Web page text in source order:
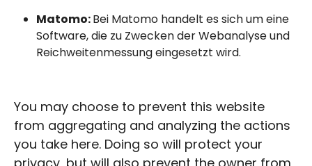
Matomo:Bei Matomo handelt es sich um eine
Software, die zu Zwecken der Webanalyse und
Reichweitenmessung eingesetzt wird.
You may choose to prevent this website
from aggregating and analyzing the actions
you take here. Doing so will protect your